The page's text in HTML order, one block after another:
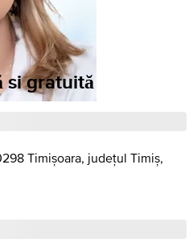
si gratuită
Timișoara, județul Timiș,